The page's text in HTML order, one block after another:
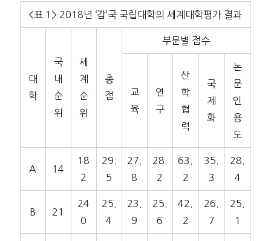
<표 1> 2018년 ‘갑’국 국립대학의 세계대학평가 결과
대
학
국
내
순
위
세
계
순
위
총
점
부문별 점수
교
육
연
구
산
학
협
력
국
제
화
논
문
인
용
도
A 14
18
2
29.
5
27.
8
28.
2
63.
2
35.
3
28.
4
B 21
24
0
25.
4
23.
9
25.
6
42.
2
26.
7
25.
1